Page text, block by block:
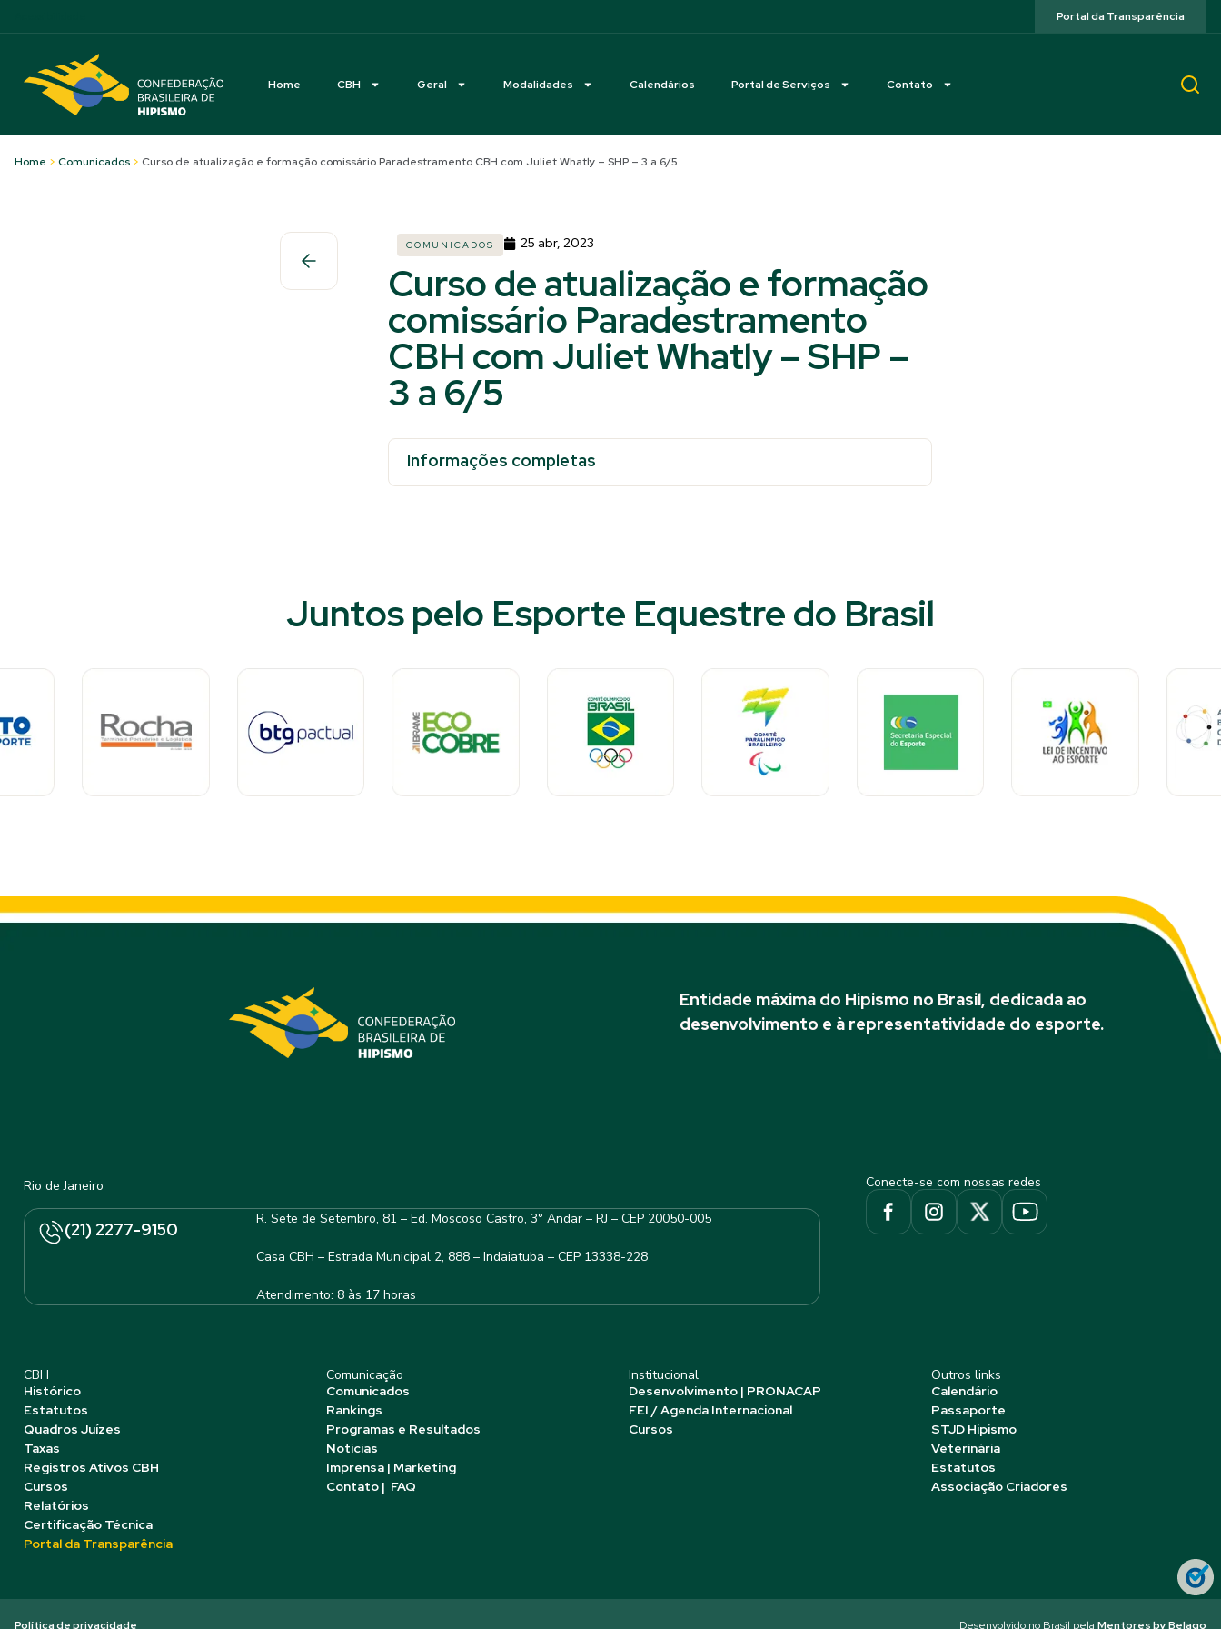
Portal da Transparência
Home CBH Geral Modalidades Calendários Portal de Serviços Contato
Home > Comunicados > Curso de atualização e formação comissário Paradestramento CBH com Juliet Whatly – SHP – 3 a 6/5
COMUNICADOS 25 abr, 2023
Curso de atualização e formação
comissário Paradestramento
CBH com Juliet Whatly – SHP –
3 a 6/5
Informações completas
Juntos pelo Esporte Equestre do Brasil
Entidade máxima do Hipismo no Brasil, dedicada ao
desenvolvimento e à representatividade do esporte.
Rio de Janeiro
(21) 2277-9150
R. Sete de Setembro, 81 – Ed. Moscoso Castro, 3° Andar – RJ – CEP 20050-005
Casa CBH – Estrada Municipal 2, 888 – Indaiatuba – CEP 13338-228
Atendimento: 8 às 17 horas
Conecte-se com nossas redes
CBH
Histórico
Estatutos
Quadros Juízes
Taxas
Registros Ativos CBH
Cursos
Relatórios
Certificação Técnica
Portal da Transparência
Comunicação
Comunicados
Rankings
Programas e Resultados
Notícias
Imprensa | Marketing
Contato | FAQ
Institucional
Desenvolvimento | PRONACAP
FEI / Agenda Internacional
Cursos
Outros links
Calendário
Passaporte
STJD Hipismo
Veterinária
Estatutos
Associação Criadores
Política de privacidade Desenvolvido no Brasil pela Mentores by Belago